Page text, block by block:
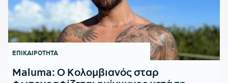
ΕΠΙΚΑΙΡΟΤΗΤΑ
Maluma: Ο Κολομβιανός σταρ